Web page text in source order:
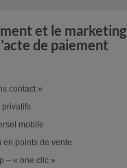
et le marketing
de paiement
contact »
mobile
en points de vente
– « one clic »